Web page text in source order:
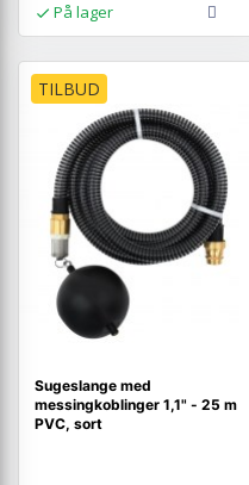
På lager
TILBUD
Sugeslange med
messingkoblinger 1,1" - 25 m
PVC, sort